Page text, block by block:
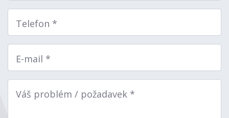
Telefon *
E-mail *
Váš problém / požadavek *